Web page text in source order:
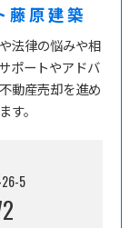
藤 原 建 築
法律の悩みや相
ポートやアドバ
動産売却を進め
す。
5